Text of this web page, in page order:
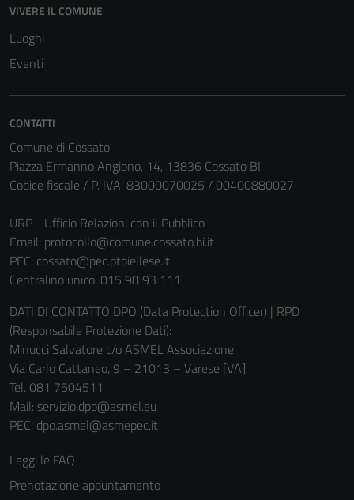
VIVERE IL COMUNE
Luoghi
Eventi
CONTATTI
Comune di Cossato
Piazza Ermanno Angiono, 14, 13836 Cossato BI
Codice fiscale / P. IVA: 83000070025 / 00400880027
URP - Ufficio Relazioni con il Pubblico
Email: protocollo@comune.cossato.bi.it
PEC: cossato@pec.ptbiellese.it
Centralino unico: 015 98 93 111
DATI DI CONTATTO DPO (Data Protection Officer) | RPD
(Responsabile Protezione Dati):
Minucci Salvatore c/o ASMEL Associazione
Via Carlo Cattaneo, 9 – 21013 – Varese [VA]
Tel. 081 7504511
Mail: servizio.dpo@asmel.eu
PEC: dpo.asmel@asmepec.it
Leggi le FAQ
Prenotazione appuntamento